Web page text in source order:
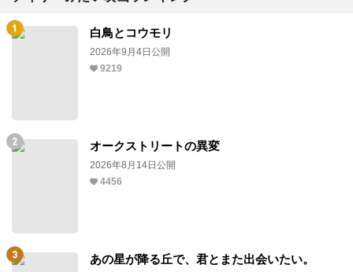
白鳥とコウモリ
2026年9月4日公開
9219
オークストリートの異変
2026年8月14日公開
4456
あの星が降る丘で、君とまた出会いたい。